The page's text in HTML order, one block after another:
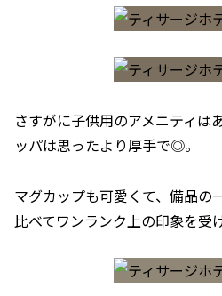
さすがに子供用のアメニティは
ッパは思ったより厚手で◎。
マグカップも可愛くて、備品の
比べてワンランク上の印象を受